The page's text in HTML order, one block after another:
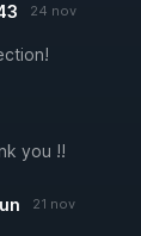
24 nov
you !!
21 nov